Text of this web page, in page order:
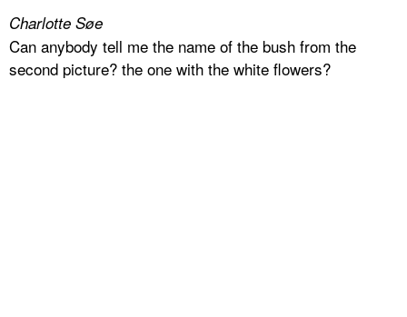
Charlotte Søe
Can anybody tell me the name of the bush from the
second picture? the one with the white flowers?